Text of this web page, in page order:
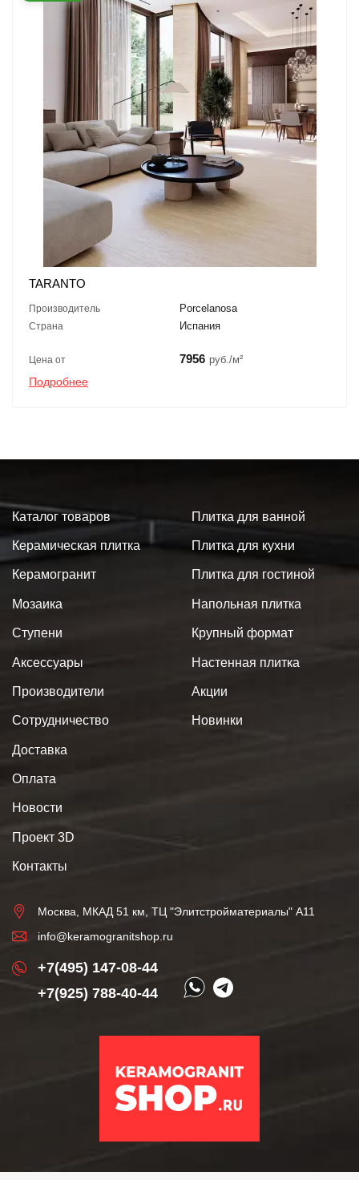
TARANTO
Производитель Porcelanosa
Страна Испания
Цена от 7956 руб./м²
Подробнее
Каталог товаров
Керамическая плитка
Керамогранит
Мозаика
Ступени
Аксессуары
Плитка для ванной
Плитка для кухни
Плитка для гостиной
Напольная плитка
Крупный формат
Настенная плитка
Производители
Сотрудничество
Доставка
Оплата
Новости
Проект 3D
Контакты
Акции
Новинки
Москва, МКАД 51 км, ТЦ "Элитстройматериалы" А11
info@keramogranitshop.ru
+7(495) 147-08-44
+7(925) 788-40-44